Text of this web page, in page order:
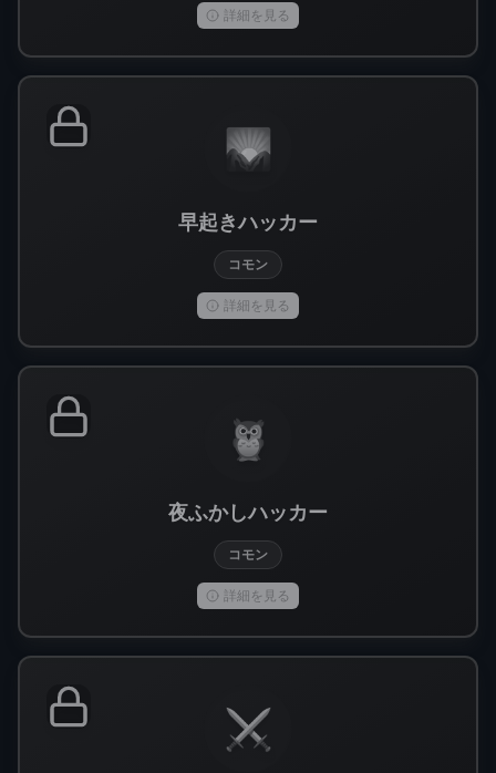
詳細を見る
🌄
早起きハッカー
コモン
詳細を見る
🦉
夜ふかしハッカー
コモン
詳細を見る
⚔️